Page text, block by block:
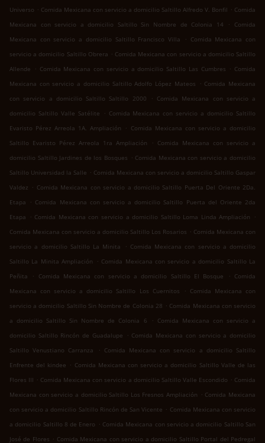
Universo . Comida Mexicana con servicio a domicilio Saltillo Alfredo V. Bonfil . Comida
Mexicana con servicio a domicilio Saltillo Sin Nombre de Colonia 14
.
Comida
Mexicana con servicio a domicilio Saltillo Francisco Villa
. Comida Mexicana con
servicio a domicilio Saltillo Obrera . Comida Mexicana con servicio a domicilio Saltillo
Allende
. Comida Mexicana con servicio a domicilio Saltillo Las Cumbres . Comida
Mexicana con servicio a domicilio Saltillo Adolfo López Mateos
. Comida Mexicana
con servicio a domicilio Saltillo Saltillo 2000
. Comida Mexicana con servicio a
domicilio Saltillo Valle Satélite
. Comida Mexicana con servicio a domicilio Saltillo
Evaristo Pérez Arreola 1A. Ampliación
. Comida Mexicana con servicio a domicilio
Saltillo Evaristo Pérez Arreola 1ra Ampliación
. Comida Mexicana con servicio a
domicilio Saltillo Jardines de los Bosques . Comida Mexicana con servicio a domicilio
Saltillo Universidad la Salle . Comida Mexicana con servicio a domicilio Saltillo Gaspar
Valdez . Comida Mexicana con servicio a domicilio Saltillo Puerta Del Oriente 2Da.
Etapa
. Comida Mexicana con servicio a domicilio Saltillo Puerta del Oriente 2da
Etapa
. Comida Mexicana con servicio a domicilio Saltillo Loma Linda Ampliación
.
Comida Mexicana con servicio a domicilio Saltillo Los Rosarios . Comida Mexicana con
servicio a domicilio Saltillo La Minita
. Comida Mexicana con servicio a domicilio
Saltillo La Minita Ampliación
. Comida Mexicana con servicio a domicilio Saltillo La
Peñita
. Comida Mexicana con servicio a domicilio Saltillo El Bosque . Comida
Mexicana con servicio a domicilio Saltillo Los Cuernitos
. Comida Mexicana con
servicio a domicilio Saltillo Sin Nombre de Colonia 28 . Comida Mexicana con servicio
a domicilio Saltillo Sin Nombre de Colonia 6
. Comida Mexicana con servicio a
domicilio Saltillo Rincón de Guadalupe
. Comida Mexicana con servicio a domicilio
Saltillo Venustiano Carranza
. Comida Mexicana con servicio a domicilio Saltillo
Enfrente del kindee . Comida Mexicana con servicio a domicilio Saltillo Valle de las
Flores III . Comida Mexicana con servicio a domicilio Saltillo Valle Escondido . Comida
Mexicana con servicio a domicilio Saltillo Los Fresnos Ampliación . Comida Mexicana
con servicio a domicilio Saltillo Rincón de San Vicente . Comida Mexicana con servicio
a domicilio Saltillo 8 de Enero . Comida Mexicana con servicio a domicilio Saltillo San
José de Flores . Comida Mexicana con servicio a domicilio Saltillo Portal del Pedregal